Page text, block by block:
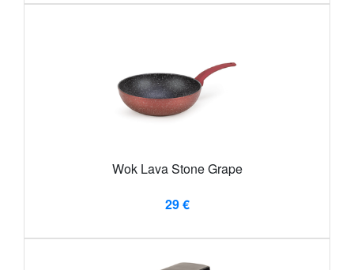
Wok Lava Stone Grape
29 €